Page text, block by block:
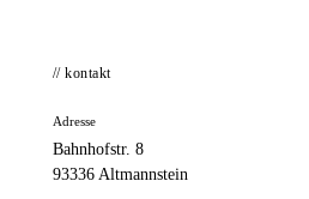
// kontakt
Adresse
Bahnhofstr. 8
93336 Altmannstein